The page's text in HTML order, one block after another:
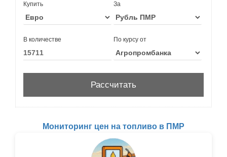
Купить За
В количестве По курсу от
Мониторинг цен на топливо в ПМР